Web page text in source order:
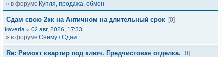
» в форуме Купля, продажа, обмен
Сдам свою 2кк на Античном на длительный срок [0]
kaveria « 02 авг, 2026, 17:33
» в форуме Сниму / Сдам
Re: Ремонт квартир под ключ. Предчистовая отделка.
[0]